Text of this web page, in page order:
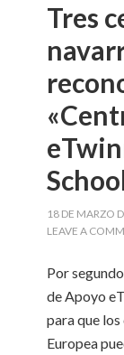
Tres
18 DE MARZO
LEAVE A
Por
de Apoyo
para que
Europea